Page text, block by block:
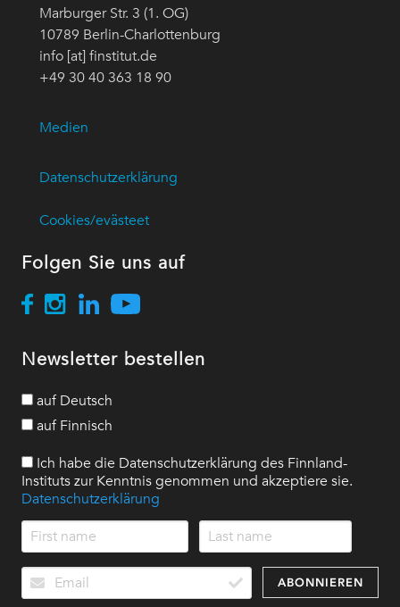
Marburger Str. 3 (1. OG)
10789 Berlin-Charlottenburg
info [at] finstitut.de
+49 30 40 363 18 90
Medien
Datenschutzerklärung
Cookies/evästeet
Folgen Sie uns auf
Newsletter bestellen
auf Deutsch
auf Finnisch
Ich habe die Datenschutzerklärung des Finnland-
Instituts zur Kenntnis genommen und akzeptiere sie.
Datenschutzerklärung
ABONNIEREN